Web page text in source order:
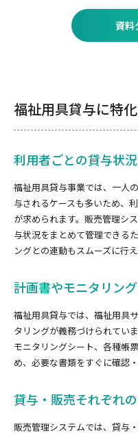
資料
福祉用具貸与に特
利用者ごとの貸与状
福祉用具貸与事業では、一人
与されるケースも多いため、
が求められます。販売管理シ
与状況をまとめて管理できる
ングとの連動もスムーズに行え
計画書やモニタリン
福祉用具貸与では、福祉用具
タリングが義務づけられてい
モニタリングシート、各種帳
め、必要な書類をすぐに確認・
貸与・販売それぞれ
販売管理システムでは、貸与